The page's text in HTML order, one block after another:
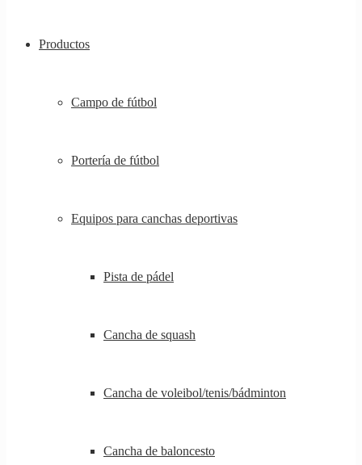
Productos
Campo de fútbol
Portería de fútbol
Equipos para canchas deportivas
Pista de pádel
Cancha de squash
Cancha de voleibol/tenis/bádminton
Cancha de baloncesto